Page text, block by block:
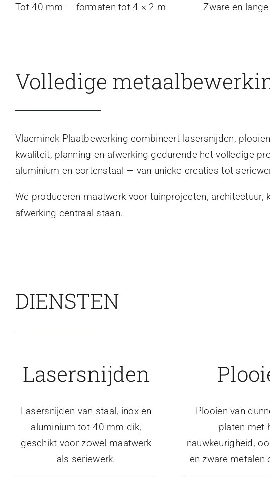
Tot 40 mm — formaten tot 4 × 2 m Zware en
Volledige
Vlaeminck Plaatbewerking combineert lasersnijden,
kwaliteit, planning en afwerking gedurende het volledige
aluminium en cortenstaal — van unieke creaties tot
We produceren maatwerk voor tuinprojecten,
afwerking centraal staan.
DIENSTEN
Lasersnijden
Lasersnijden van staal, inox en
aluminium tot 40 mm dik,
geschikt voor zowel maatwerk
als seriewerk.
Plooien van
platen met
nauwkeurigheid,
en zware metalen